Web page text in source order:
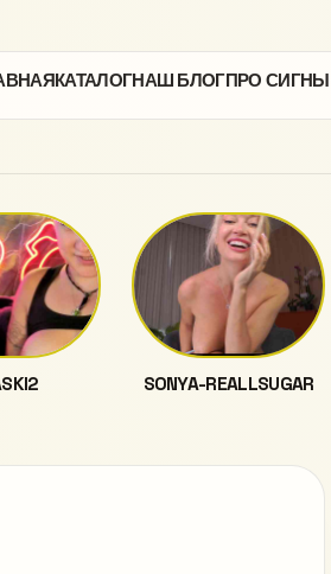
КАТАЛОГНАШ БЛОГПРО СИГНЫ
SONYA-REALLSUGAR